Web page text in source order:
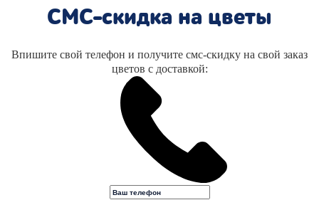
СМС-скидка на цветы
Впишите свой телефон и получите смс-скидку на свой заказ
цветов с доставкой: